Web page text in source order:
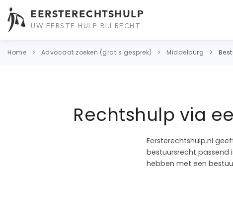
EERSTERECHTSHULP
UW EERSTE HULP BIJ RECHT
Home Advocaat zoeken (gratis gesprek) Middelburg
Rechtshulp via
Eersterechtshulp.nl
bestuursrecht passend
hebben met een